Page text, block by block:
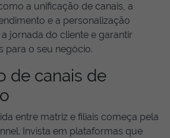
a unificação de canais, a
e a personalização
jornada do cliente e garantir
para o seu negócio.
de canais de
entre matriz e filiais começa pela
Invista em plataformas que